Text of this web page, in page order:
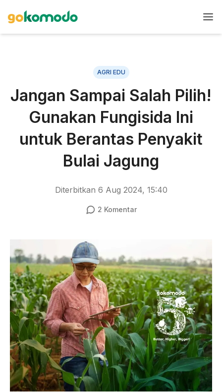
AGRI EDU
Jangan Sampai Salah Pilih!
Gunakan Fungisida Ini
untuk Berantas Penyakit
Bulai Jagung
Diterbitkan 6 Aug 2024, 15:40
2 Komentar